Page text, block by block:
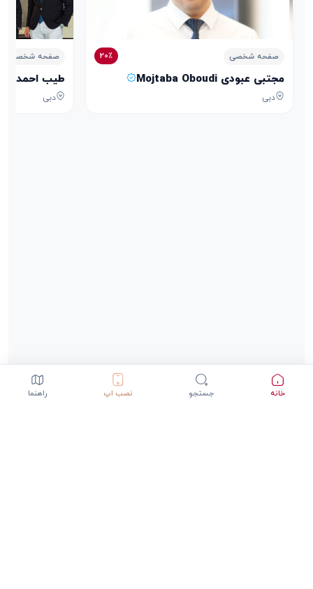
صفحه شخصی 20٪
مجتبی عبودی Mojtaba Oboudi
دبی
صفحه شخصی
طیب احمدی Tayeb Ahmadi
دبی
خانه جستجو نصب اپ راهنما